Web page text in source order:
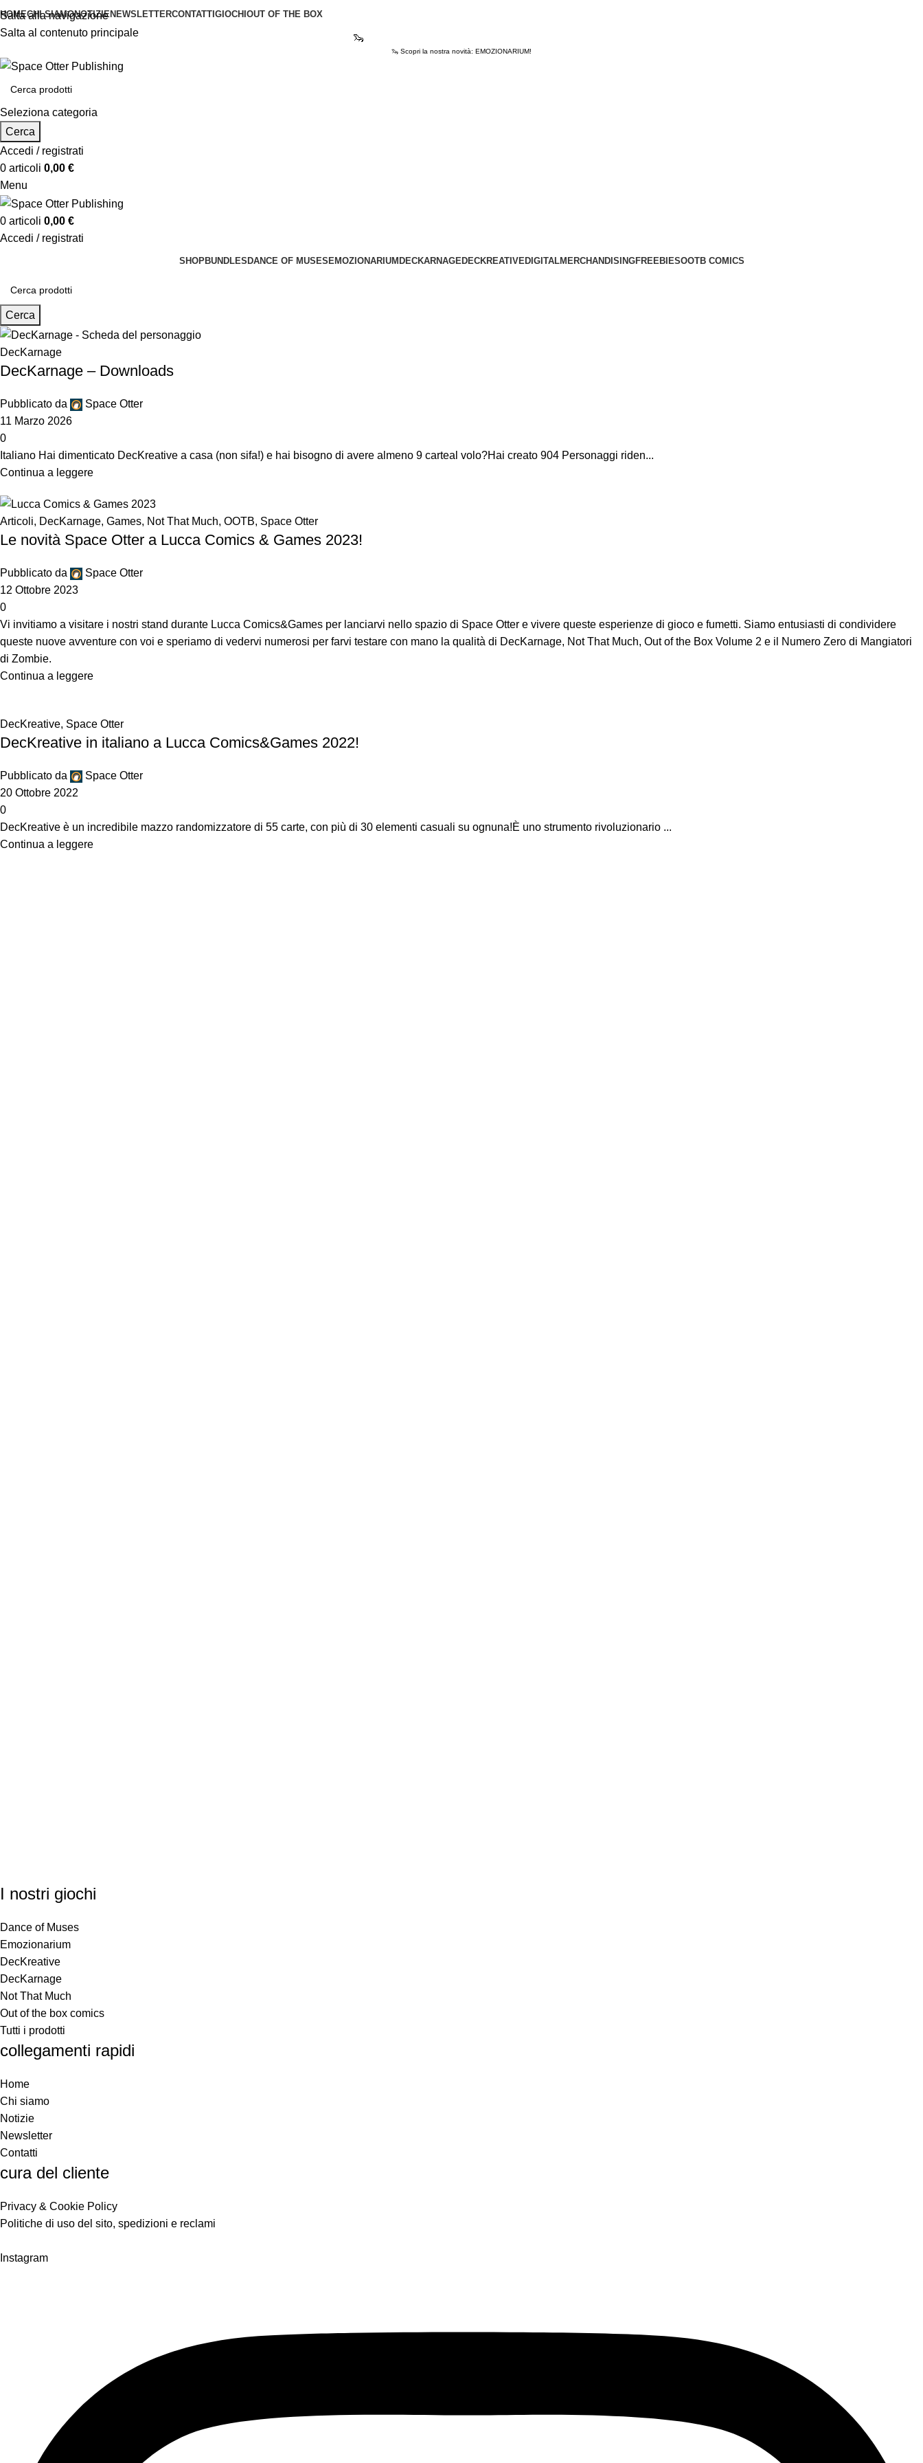
Salta alla navigazione
Salta al contenuto principale
HOMECHI SIAMONOTIZIENEWSLETTERCONTATTI GIOCHI OUT OF THE BOX
🦦
🦦 Scopri la nostra novità: EMOZIONARIUM!
Seleziona categoria
Cerca
Accedi / registrati
0 articoli 0,00 €
Menu
0 articoli 0,00 €
Accedi / registrati
SHOPBUNDLES DANCE OF MUSES EMOZIONARIUM DECKARNAGEDECKREATIVEDIGITALMERCHANDISINGFREEBIESOOTB COMICS
Cerca
DecKarnage
DecKarnage – Downloads
Pubblicato da
Space Otter
11 Marzo 2026
0
Italiano Hai dimenticato DecKreative a casa (non sifa!) e hai bisogno di avere almeno 9 carteal volo?Hai creato 904 Personaggi riden...
Continua a leggere
Articoli, DecKarnage, Games, Not That Much, OOTB, Space Otter
Le novità Space Otter a Lucca Comics & Games 2023!
Pubblicato da
Space Otter
12 Ottobre 2023
0
Vi invitiamo a visitare i nostri stand durante Lucca Comics&Games per lanciarvi nello spazio di Space Otter e vivere queste esperienze di gioco e fumetti. Siamo entusiasti di condividere
queste nuove avventure con voi e speriamo di vedervi numerosi per farvi testare con mano la qualità di DecKarnage, Not That Much, Out of the Box Volume 2 e il Numero Zero di Mangiatori
di Zombie.
Continua a leggere
DecKreative, Space Otter
DecKreative in italiano a Lucca Comics&Games 2022!
Pubblicato da
Space Otter
20 Ottobre 2022
0
DecKreative è un incredibile mazzo randomizzatore di 55 carte, con più di 30 elementi casuali su ognuna!È uno strumento rivoluzionario ...
Continua a leggere
I nostri giochi
Dance of Muses
Emozionarium
DecKreative
DecKarnage
Not That Much
Out of the box comics
Tutti i prodotti
collegamenti rapidi
Home
Chi siamo
Notizie
Newsletter
Contatti
cura del cliente
Privacy & Cookie Policy
Politiche di uso del sito, spedizioni e reclami
Instagram